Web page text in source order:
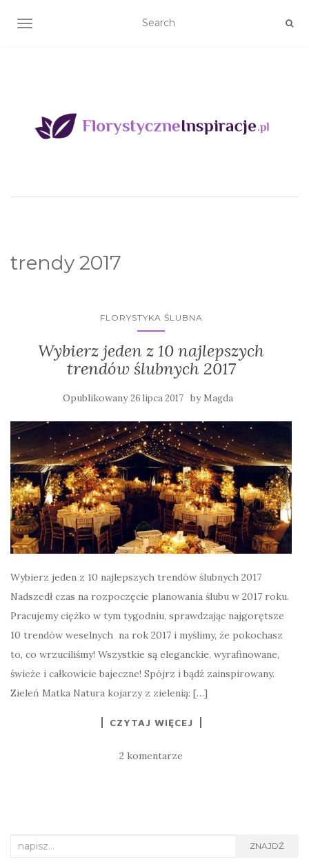
TOGGLE NAVIGATION
trendy 2017
FLORYSTYKA ŚLUBNA
Wybierz jeden z 10 najlepszych
trendów ślubnych 2017
Opublikowany26 lipca 2017 by Magda
Wybierz jeden z 10 najlepszych trendów ślubnych 2017
Nadszedł czas na rozpoczęcie planowania ślubu w 2017 roku.
Pracujemy ciężko w tym tygodniu, sprawdzając najgorętsze
10 trendów weselnych na rok 2017 i myślimy, że pokochasz
to, co wrzuciliśmy! Wszystkie są eleganckie, wyrafinowane,
świeże i całkowicie bajeczne! Spójrz i bądź zainspirowany.
Zieleń Matka Natura kojarzy z zielenią: […]
CZYTAJ WIĘCEJ
2 komentarze
Search
ZNAJDŹ